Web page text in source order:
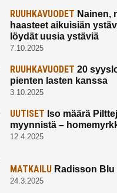
RUUHKAVUODET Nainen,
haasteet aikuisiän
löydät uusia ystäviä
7.10.2025
RUUHKAVUODET 20
pienten lasten kanssa
3.10.2025
UUTISET Iso määrä
myynnistä –
12.4.2025
MATKAILU Radisson Blu
24.3.2025